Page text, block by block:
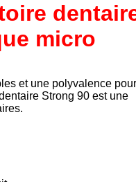
micro
et une polyvalence pour
Strong 90 est une